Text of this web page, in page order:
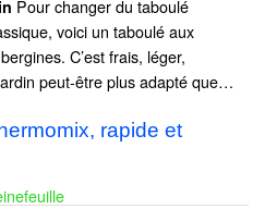
Pour changer du taboulé
voici un taboulé aux
C’est frais, léger,
peut-être plus adapté que…
rapide et